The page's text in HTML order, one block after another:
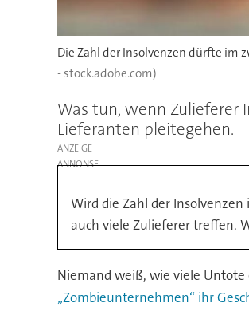
Die Zahl der Insolvenzen dürfte im
- stock.adobe.com)
Was tun, wenn Zulieferer
Lieferanten pleitegehen.
ANZEIGE
Wird die Zahl der
auch viele Zulieferer treffen.
Niemand weiß, wie viele Untote
„Zombieunternehmen“ ihr